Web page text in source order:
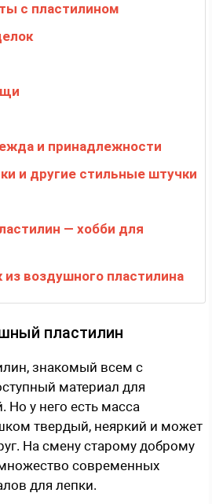
с пластилином
и принадлежности
и другие стильные штучки
— хобби для
воздушного пластилина
пластилин
знакомый всем с
материал для
Но у него есть масса
твердый, неяркий и может
На смену старому доброму
современных
для лепки.